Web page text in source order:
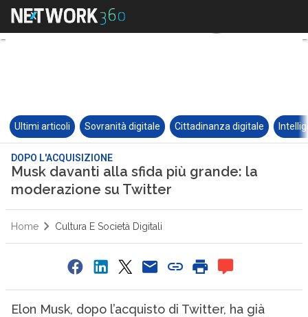
Ultimi articoli Sovranità digitale Cittadinanza digitale
DOPO L'ACQUISIZIONE
Musk davanti alla sfida più grande: la
moderazione su Twitter
Home Cultura E Società Digitali
Elon Musk, dopo l’acquisto di Twitter, ha già